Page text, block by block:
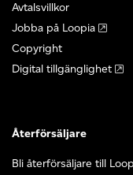
Avtalsvillkor
Jobba på Loopia
Copyright
Digital tillgänglighet
Återförsäljare
Bli återförsäljare till